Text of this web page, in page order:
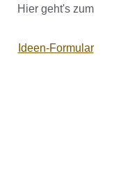
Hier geht's zum
Ideen-Formular